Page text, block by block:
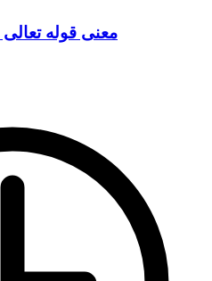
02 معنى قوله